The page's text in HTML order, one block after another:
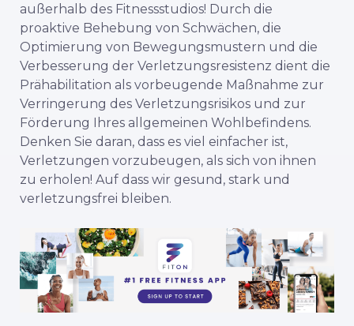
außerhalb des Fitnessstudios! Durch die
proaktive Behebung von Schwächen, die
Optimierung von Bewegungsmustern und die
Verbesserung der Verletzungsresistenz dient die
Prähabilitation als vorbeugende Maßnahme zur
Verringerung des Verletzungsrisikos und zur
Förderung Ihres allgemeinen Wohlbefindens.
Denken Sie daran, dass es viel einfacher ist,
Verletzungen vorzubeugen, als sich von ihnen
zu erholen! Auf dass wir gesund, stark und
verletzungsfrei bleiben.